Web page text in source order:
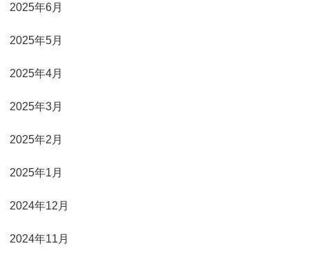
2025年6月
2025年5月
2025年4月
2025年3月
2025年2月
2025年1月
2024年12月
2024年11月